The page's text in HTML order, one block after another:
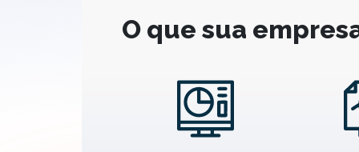
O que sua